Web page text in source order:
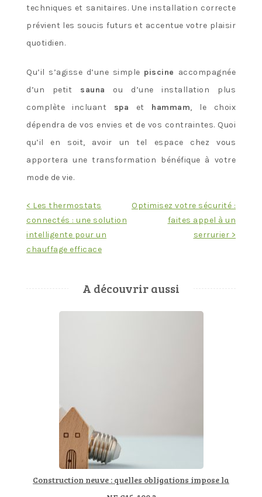
techniques et sanitaires. Une installation correcte
prévient les soucis futurs et accentue votre plaisir
quotidien.
Qu’il s’agisse d’une simple piscine accompagnée
d’un petit sauna ou d’une installation plus
complète incluant spa et hammam, le choix
dépendra de vos envies et de vos contraintes. Quoi
qu’il en soit, avoir un tel espace chez vous
apportera une transformation bénéfique à votre
mode de vie.
Navigation
l’article
< Les thermostats
connectés : une solution
intelligente pour un
chauffage efficace
Optimisez votre sécurité :
faites appel à un
serrurier >
A découvrir aussi
Construction neuve : quelles obligations impose la